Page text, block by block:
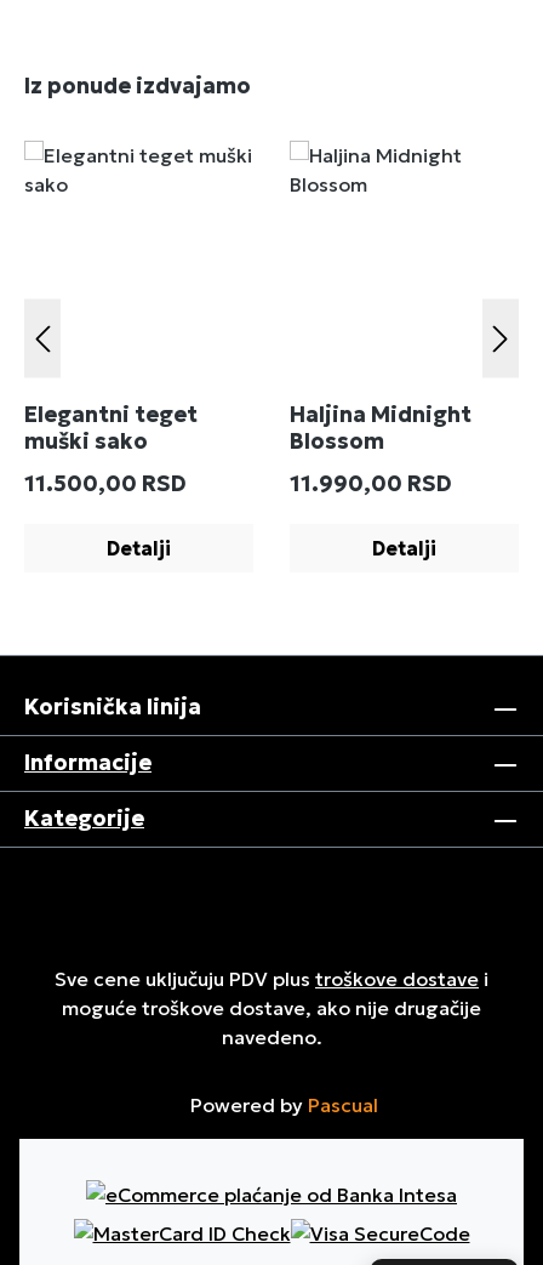
Preskoči galeriju proizvoda
Iz ponude izdvajamo
Elegantni teget
muški sako
Redovna cena:
11.500,00 RSD
Detalji
Haljina Midnight
Blossom
Redovna cena:
11.990,00 RSD
Detalji
Korisnička linija
Informacije
Kategorije
Sve cene uključuju PDV plus troškove dostave i
moguće troškove dostave, ako nije drugačije
navedeno.
Powered by Pascual